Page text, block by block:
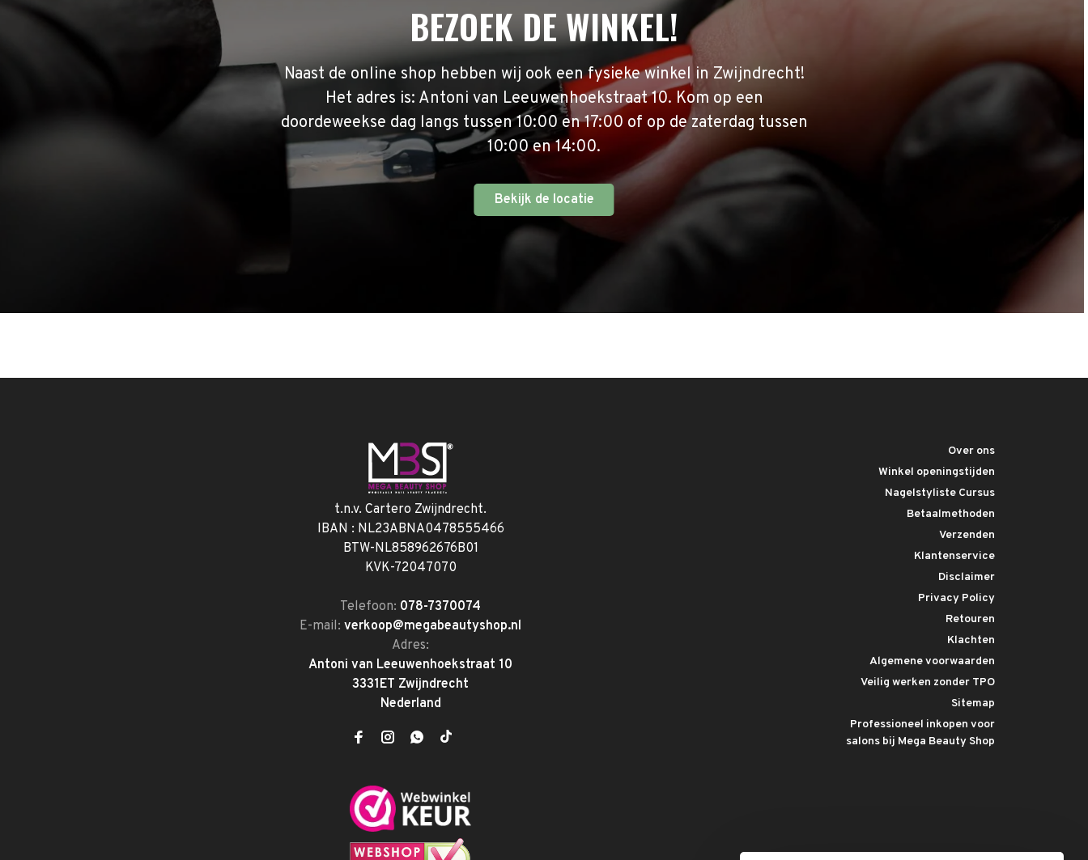
BEZOEK DE WINKEL!
Naast de online shop hebben wij ook een fysieke winkel in Zwijndrecht!
Het adres is: Antoni van Leeuwenhoekstraat 10. Kom op een
doordeweekse dag langs tussen 10:00 en 17:00 of op de zaterdag tussen
10:00 en 14:00.
Bekijk de locatie
t.n.v. Cartero Zwijndrecht.
IBAN : NL23ABNA0478555466
BTW-NL858962676B01
KVK-72047070
Telefoon: 078-7370074
E-mail:verkoop@megabeautyshop.nl
Adres:
Antoni van Leeuwenhoekstraat 10
3331ET Zwijndrecht
Nederland
Over ons
Winkel openingstijden
Nagelstyliste Cursus
Betaalmethoden
Verzenden
Klantenservice
Disclaimer
Privacy Policy
Retouren
Klachten
Algemene voorwaarden
Veilig werken zonder TPO
Sitemap
Professioneel inkopen voor
salons bij Mega Beauty Shop